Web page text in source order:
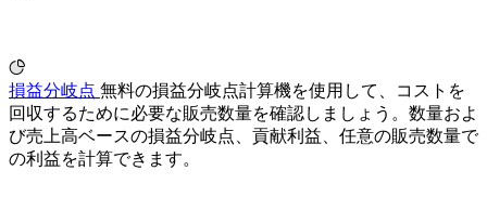
損益分岐点 無料の損益分岐点計算機を使用して、コストを
回収するために必要な販売数量を確認しましょう。数量およ
び売上高ベースの損益分岐点、貢献利益、任意の販売数量で
の利益を計算できます。